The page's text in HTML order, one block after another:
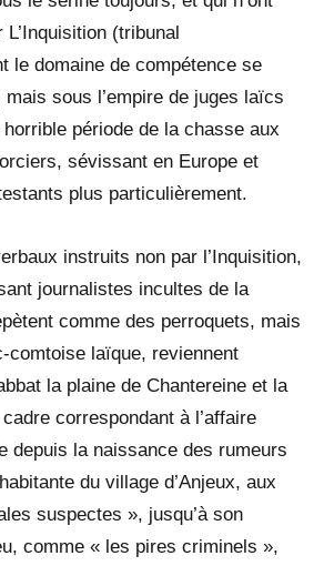
(tribunal
le domaine de compétence se
mais sous l’empire de juges laïcs
période de la chasse aux
sévissant en Europe et
plus particulièrement.
instruits non par l’Inquisition,
journalistes incultes de la
comme des perroquets, mais
comtoise laïque, reviennent
la plaine de Chantereine et la
correspondant à l’affaire
depuis la naissance des rumeurs
du village d’Anjeux, aux
suspectes », jusqu’à son
comme « les pires criminels »,